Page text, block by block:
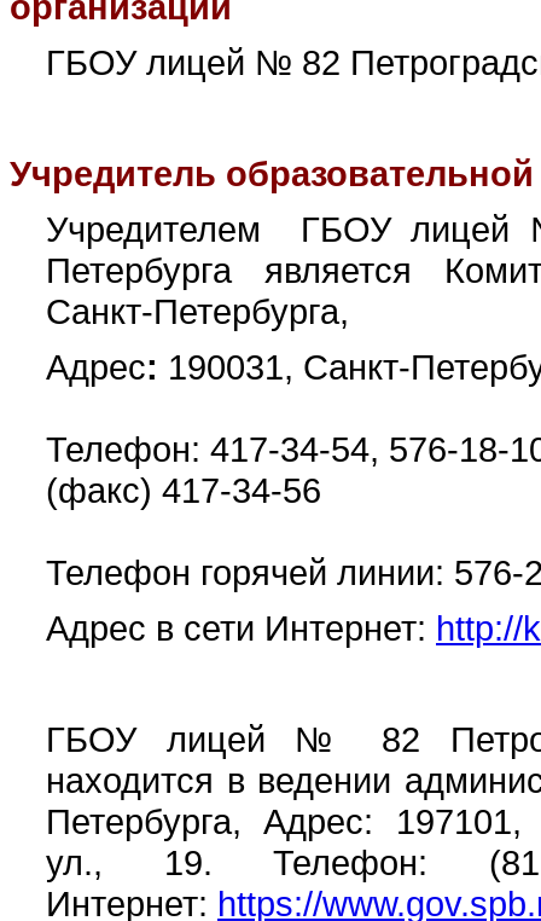
ГБОУ лицей № 82
Учредитель
Учредителем ГБОУ лицей
Петербурга
является
Санкт-Петербурга,
Адрес: 190031, Санкт-
Телефон: 417-34-54, 576-18-
(факс) 417-34-56
Телефон горячей линии: 576-
Адрес в сети Интернет: http://
ГБОУ лицей № 82
находится в ведении
Петербурга, Адрес:
ул., 19. Телефон:
Интернет: https://